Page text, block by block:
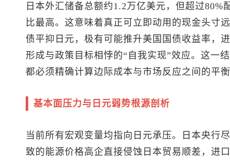
日本外汇储备总额约1.2万亿美元，但超过80%
比最高。这意味着真正可立即动用的现金头寸
债平抑日元，极有可能推升美国国债收益率，
形成与政策目标相悖的“自我实现”效应。这一
都必须精确计算边际成本与市场反应之间的平
基本面压力与日元弱势根源剖析
当前所有宏观变量均指向日元承压。日本央行
致的能源价格高企直接侵蚀日本贸易顺差，进